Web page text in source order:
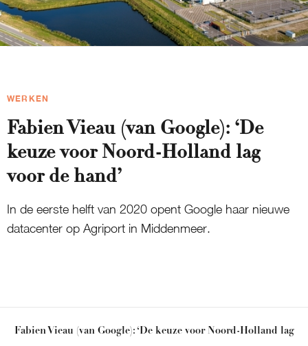
WERKEN
Fabien Vieau (van Google): ‘De
keuze voor Noord-Holland lag
voor de hand’
In de eerste helft van 2020 opent Google haar nieuwe
datacenter op Agriport in Middenmeer.
Fabien Vieau (van Google): ‘De keuze voor Noord-Holland lag